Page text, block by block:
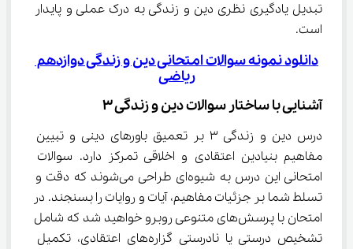
تبدیل یادگیری نظری دین و زندگی به درک عملی و پایدار
است.
دانلود نمونه سوالات امتحانی دین و زندگی دوازدهم
ریاضی
آشنایی با ساختار سوالات دین و زندگی ۳
درس دین و زندگی ۳ بر تعمیق باورهای دینی و تبیین
مفاهیم بنیادین اعتقادی و اخلاقی تمرکز دارد. سوالات
امتحانی این درس به شیوه‌ای طراحی می‌شوند که دقت و
تسلط شما بر جزئیات مفاهیم، آیات و روایات را بسنجند. در
امتحان با پرسش‌های متنوعی روبرو خواهید شد که شامل
تشخیص درستی یا نادرستی گزاره‌های اعتقادی، تکمیل